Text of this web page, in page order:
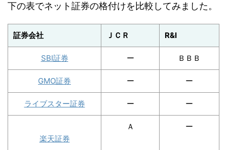
下の表でネット証券の格付けを比較してみました。
証券会社 ＪＣＲ R&I
SBI証券 ー ＢＢＢ
GMO証券 ー ー
ライブスター証券 ー ー
楽天証券
Ａ ー